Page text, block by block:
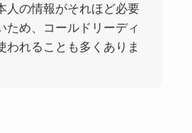
人の情報がそれほど必要
ため、コールドリーディ
われることも多くありま